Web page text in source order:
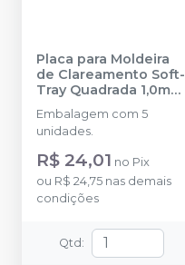
Placa para Moldeira
de Clareamento Soft-
Tray Quadrada 1,0mm
ULTRADENT
Embalagem com 5
unidades.
R$ 24,01 no Pix
ou R$ 24,75 nas demais
condições
Qtd :